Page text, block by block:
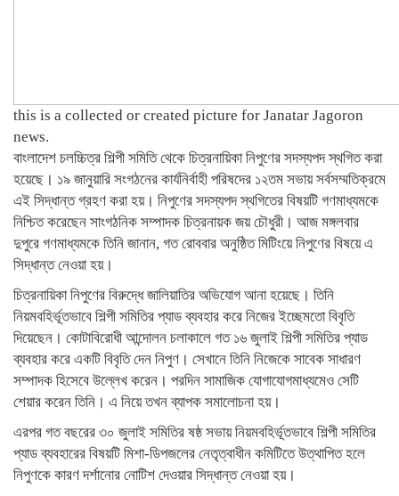
this is a collected or created picture for Janatar Jagoron
news.
বাংলাদেশ চলচ্চিত্র শিল্পী সমিতি থেকে চিত্রনায়িকা নিপুণের সদস্যপদ স্থগিত করা
হয়েছে। ১৯ জানুয়ারি সংগঠনের কার্যনির্বাহী পরিষদের ১২তম সভায় সর্বসম্মতিক্রমে
এই সিদ্ধান্ত গ্রহণ করা হয়। নিপুণের সদস্যপদ স্থগিতের বিষয়টি গণমাধ্যমকে
নিশ্চিত করেছেন সাংগঠনিক সম্পাদক চিত্রনায়ক জয় চৌধুরী। আজ মঙ্গলবার
দুপুরে গণমাধ্যমকে তিনি জানান, গত রোববার অনুষ্ঠিত মিটিংয়ে নিপুণের বিষয়ে এ
সিদ্ধান্ত নেওয়া হয়।
চিত্রনায়িকা নিপুণের বিরুদ্ধে জালিয়াতির অভিযোগ আনা হয়েছে। তিনি
নিয়মবহির্ভূতভাবে শিল্পী সমিতির প্যাড ব্যবহার করে নিজের ইচ্ছেমতো বিবৃতি
দিয়েছেন। কোটাবিরোধী আন্দোলন চলাকালে গত ১৬ জুলাই শিল্পী সমিতির প্যাড
ব্যবহার করে একটি বিবৃতি দেন নিপুণ। সেখানে তিনি নিজেকে সাবেক সাধারণ
সম্পাদক হিসেবে উল্লেখ করেন। পরদিন সামাজিক যোগাযোগমাধ্যমেও সেটি
শেয়ার করেন তিনি। এ নিয়ে তখন ব্যাপক সমালোচনা হয়।
এরপর গত বছরের ৩০ জুলাই সমিতির ষষ্ঠ সভায় নিয়মবহির্ভূতভাবে শিল্পী সমিতির
প্যাড ব্যবহারের বিষয়টি মিশা-ডিপজলের নেতৃত্বাধীন কমিটিতে উত্থাপিত হলে
নিপুণকে কারণ দর্শানোর নোটিশ দেওয়ার সিদ্ধান্ত নেওয়া হয়।